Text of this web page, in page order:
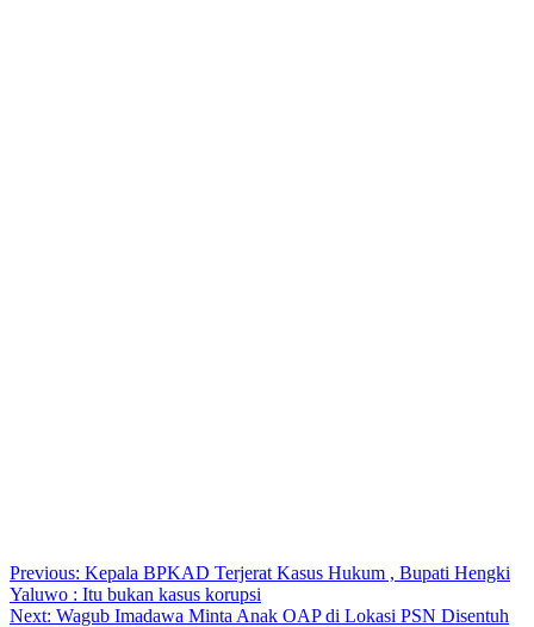
Post
navigation
Previous: Kepala BPKAD Terjerat Kasus Hukum , Bupati Hengki
Yaluwo : Itu bukan kasus korupsi
Next: Wagub Imadawa Minta Anak OAP di Lokasi PSN Disentuh